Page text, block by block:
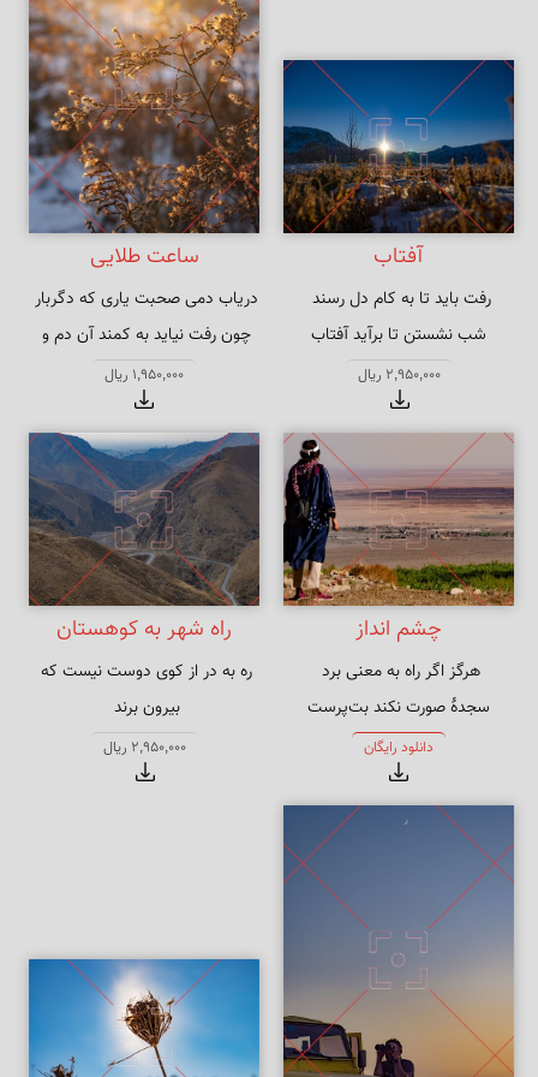
آفتاب
شب نشستن تا برآید آفتاب
2,950,000 ریال
ساعت طلایی
چون رفت نیاید به کمند آن دم و
ساعت
1,950,000 ریال
چشم انداز
سجدهٔ صورت نکند بت‌پرست
دانلود رایگان
راه شهر به کوهستان
ره به در از کوی دوست نیست که
سلسله پای جمع زلف پریشان
اوست
2,950,000 ریال